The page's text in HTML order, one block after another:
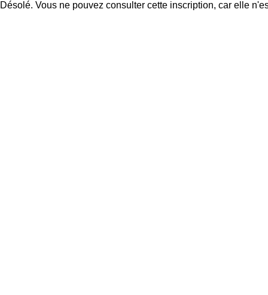
Désolé. Vous ne pouvez consulter cette inscription, car elle